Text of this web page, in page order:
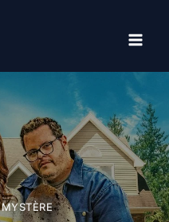
MYSTÈRE